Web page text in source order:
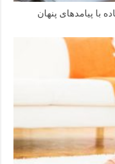
با پیامدهای پنهان